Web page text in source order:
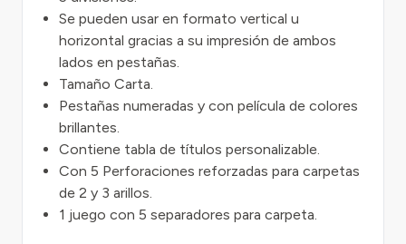
Se pueden usar en formato vertical u
horizontal gracias a su impresión de ambos
lados en pestañas.
Tamaño Carta.
Pestañas numeradas y con película de colores
brillantes.
Contiene tabla de títulos personalizable.
Con 5 Perforaciones reforzadas para carpetas
de 2 y 3 arillos.
1 juego con 5 separadores para carpeta.